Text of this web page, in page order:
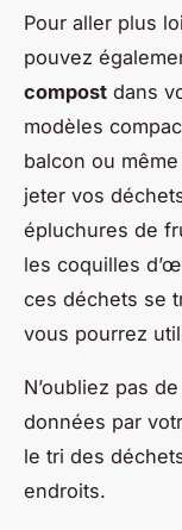
Pour aller plus
pouvez
compost dans
modèles
balcon ou
jeter vos
épluchures de
les coquilles
ces déchets se
vous pourrez
N’oubliez pas
données par
le tri des
endroits.